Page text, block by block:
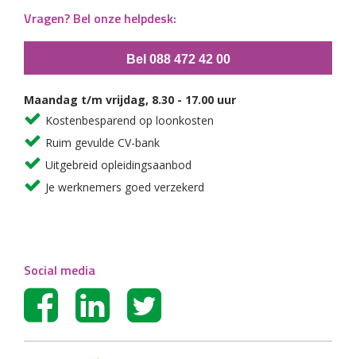
Vragen? Bel onze helpdesk:
Bel 088 472 42 00
Maandag t/m vrijdag, 8.30 - 17.00 uur
Kostenbesparend op loonkosten
Ruim gevulde CV-bank
Uitgebreid opleidingsaanbod
Je werknemers goed verzekerd
Social media